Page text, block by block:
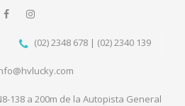
(02) 2348 678 | (02) 2340 139
138 a 200m de la Autopista General